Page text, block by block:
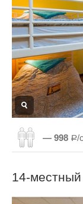
— 998 Р/
14-